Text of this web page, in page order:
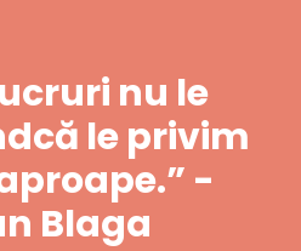
nu le
le privim
-
Blaga